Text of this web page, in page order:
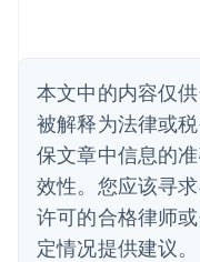
本文中的内容仅
被解释为法律或
保文章中信息的
效性。您应该寻
许可的合格律师
定情况提供建议。
丹麦
德国
DeutschEnglish
法国
FrançaisEnglish
芬兰
EnglishSvenska